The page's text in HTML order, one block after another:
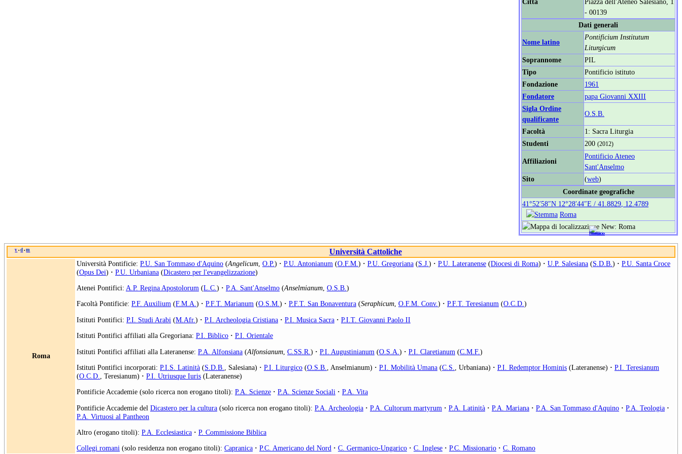
Città
Piazza dell'Ateneo Salesiano, 1
- 00139
Dati generali
Nome latino
Pontificium Institutum
Liturgicum
Soprannome
PIL
Tipo
Pontificio istituto
Fondazione
1961
Fondatore
papa Giovanni XXIII
Sigla Ordine
qualificante
O.S.B.
Facoltà
1: Sacra Liturgia
Studenti
200 (2012)
Affiliazioni
Pontificio Ateneo
Sant'Anselmo
Sito
(web)
Coordinate geografiche
41°52′58″N 12°28′44″E / 41.8829, 12.4789
Roma
v • d • m Università Cattoliche
Roma
Università Pontificie: P.U. San Tommaso d'Aquino (Angelicum O.P.) · P.U. Antonianum (O.F.M. ) · P.U. Gregoriana (S.J. ) · P.U. Lateranense (Diocesi di Roma) · U.P. Salesiana (S.D.B. ) · P.U. Santa Croce
(Opus Dei) · P.U. Urbaniana (Dicastero per l'evangelizzazione)
Atenei Pontifici: A.P. Regina Apostolorum (L.C. ) · P.A. Sant'Anselmo (Anselmianum O.S.B. )
Facoltà Pontificie: P.F. Auxilium (F.M.A.) · P.F.T. Marianum (O.S.M.) · P.F.T. San Bonaventura (Seraphicum, O.F.M. Conv.) · P.F.T. Teresianum (O.C.D.)
Istituti Pontifici: P.I. Studi Arabi (M.Afr.) · P.I. Archeologia Cristiana · P.I. Musica Sacra · P.I.T. Giovanni Paolo II
Istituti Pontifici affiliati alla Gregoriana: P.I. Biblico · P.I. Orientale
Istituti Pontifici affiliati alla Lateranense: P.A. Alfonsiana (Alfonsianum C.SS.R. ) · P.I. Augustinianum (O.S.A. ) · P.I. Claretianum (C.M.F.)
Istituti Pontifici incorporati: P.I.S. Latinità (S.D.B. , Salesiana) · P.I. Liturgico (O.S.B. , Anselmianum) · P.I. Mobilità Umana (C.S. , Urbaniana) · P.I. Redemptor Hominis (Lateranense) · P.I. Teresianum
(O.C.D. , Teresianum) · P.I. Utriusque Iuris (Lateranense)
Pontificie Accademie (solo ricerca non erogano titoli): P.A. Scienze · P.A. Scienze Sociali · P.A. Vita
Pontificie Accademie del Dicastero per la cultura (solo ricerca non erogano titoli): P.A. Archeologia · P.A. Cultorum martyrum · P.A. Latinità · P.A. Mariana · P.A. San Tommaso d'Aquino · P.A. Teologia ·
P.A. Virtuosi al Pantheon
Altro (erogano titoli): P.A. Ecclesiastica · P. Commissione Biblica
Collegi romani (solo residenza non erogano titoli): Capranica · P.C. Americano del Nord · C. Germanico-Ungarico · C. Inglese · P.C. Missionario · C. Romano